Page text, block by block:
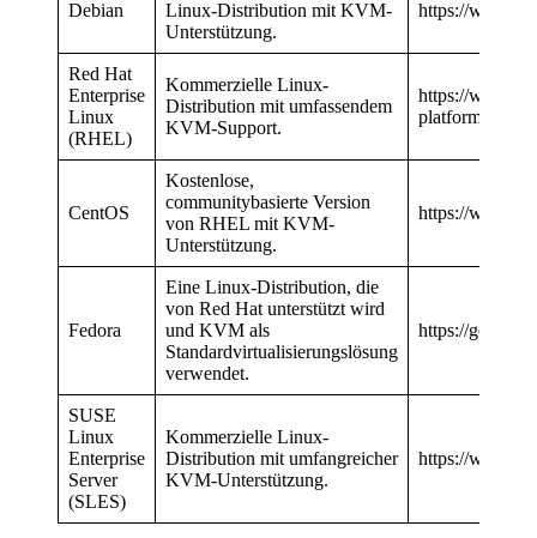
Debian
Linux-Distribution mit KVM-
Unterstützung.
https://
Red Hat
Enterprise
Linux
(RHEL)
Kommerzielle Linux-
Distribution mit umfassendem
KVM-Support.
https://
platforms/
CentOS
Kostenlose,
communitybasierte Version
von RHEL mit KVM-
Unterstützung.
https://
Fedora
Eine Linux-Distribution, die
von Red Hat unterstützt wird
und KVM als
Standardvirtualisierungslösung
verwendet.
https://
SUSE
Linux
Enterprise
Server
(SLES)
Kommerzielle Linux-
Distribution mit umfangreicher
KVM-Unterstützung.
https://